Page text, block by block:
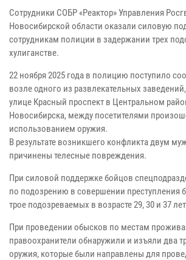
Сотрудники СОБР «Реактор» Управления
Новосибирской области оказали силовую
сотрудникам полиции в задержании трех
хулиганстве.
22 ноября 2025 года в полицию поступило
возле одного из развлекательных
улице Красный проспект в Центральном
Новосибирска, между посетителями
использованием оружия.
В результате возникшего конфликта двум
причинены телесные повреждения.
При силовой поддержке бойцов
по подозрению в совершении преступления
трое подозреваемых в возрасте 29, 30 и 37
При проведении обысков по местам
правоохранители обнаружили и изъяли два
оружия, которые были направлены для